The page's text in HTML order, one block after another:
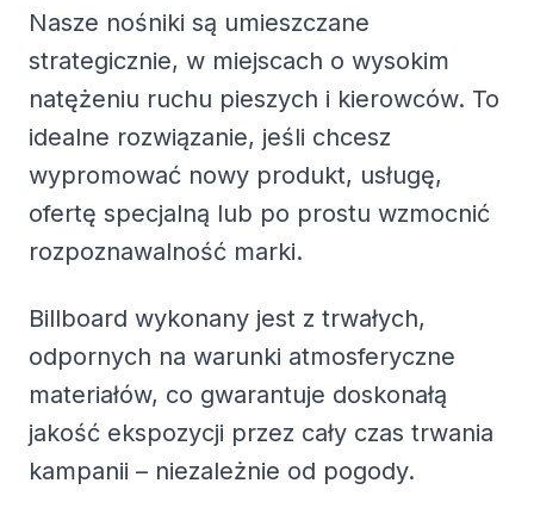
Nasze nośniki są umieszczane
strategicznie, w miejscach o wysokim
natężeniu ruchu pieszych i kierowców. To
idealne rozwiązanie, jeśli chcesz
wypromować nowy produkt, usługę,
ofertę specjalną lub po prostu wzmocnić
rozpoznawalność marki.
Billboard wykonany jest z trwałych,
odpornych na warunki atmosferyczne
materiałów, co gwarantuje doskonałą
jakość ekspozycji przez cały czas trwania
kampanii – niezależnie od pogody.